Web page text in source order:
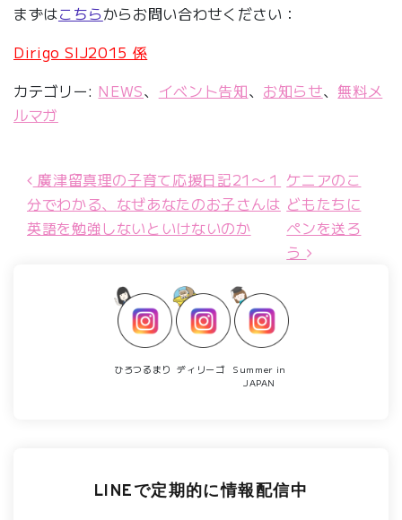
まずはこちらからお問い合わせください：
Dirigo SIJ2015 係
カテゴリー: NEWS、 イベント告知、 お知らせ、無料メ
ルマガ
投稿ナビゲーション
廣津留真理の子育て応援日記21〜１
分でわかる、なぜあなたのお子さんは
英語を勉強しないといけないのか
ケニアのこ
どもたちに
ペンを送ろ
う
ひろつるまり ディリーゴ
Summer in
JAPAN
LINEで定期的に情報配信中